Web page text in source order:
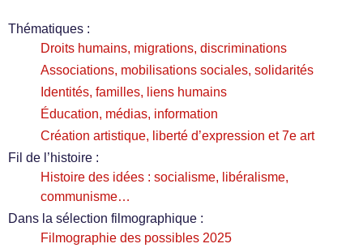
Thématiques :
Droits humains, migrations, discriminations
Associations, mobilisations sociales, solidarités
Identités, familles, liens humains
Éducation, médias, information
Création artistique, liberté d’expression et 7e art
Fil de l’histoire :
Histoire des idées : socialisme, libéralisme,
communisme…
Dans la sélection filmographique :
Filmographie des possibles 2025